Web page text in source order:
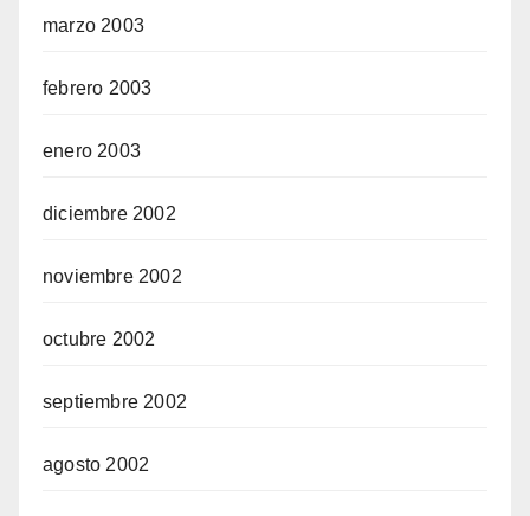
marzo 2003
febrero 2003
enero 2003
diciembre 2002
noviembre 2002
octubre 2002
septiembre 2002
agosto 2002